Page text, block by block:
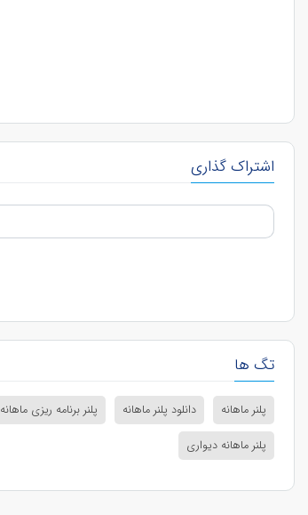
اشتراک گذاری
تگ ها
پلنر ماهانه دانلود پلنر ماهانه پلنر برنامه ریزی ماهانه
پلنر ماهانه دیواری